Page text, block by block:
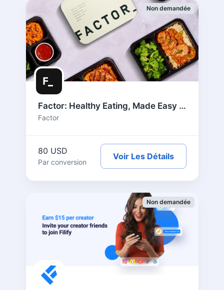
Non demandée
Factor: Healthy Eating, Made Easy – US
Factor
80 USD
Par conversion
Voir Les Détails
Non demandée